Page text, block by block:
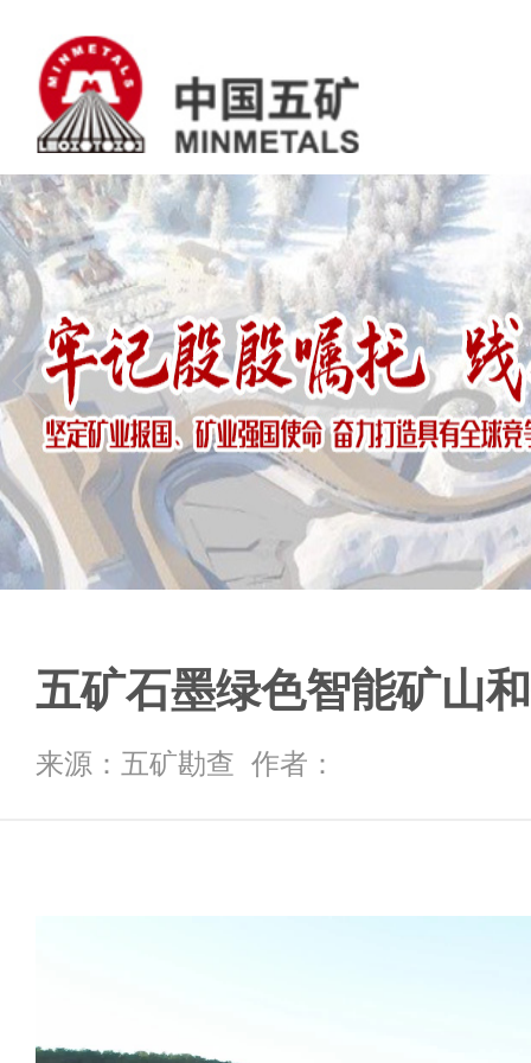
五矿石墨绿色智能矿山
来源：五矿勘查 作者：